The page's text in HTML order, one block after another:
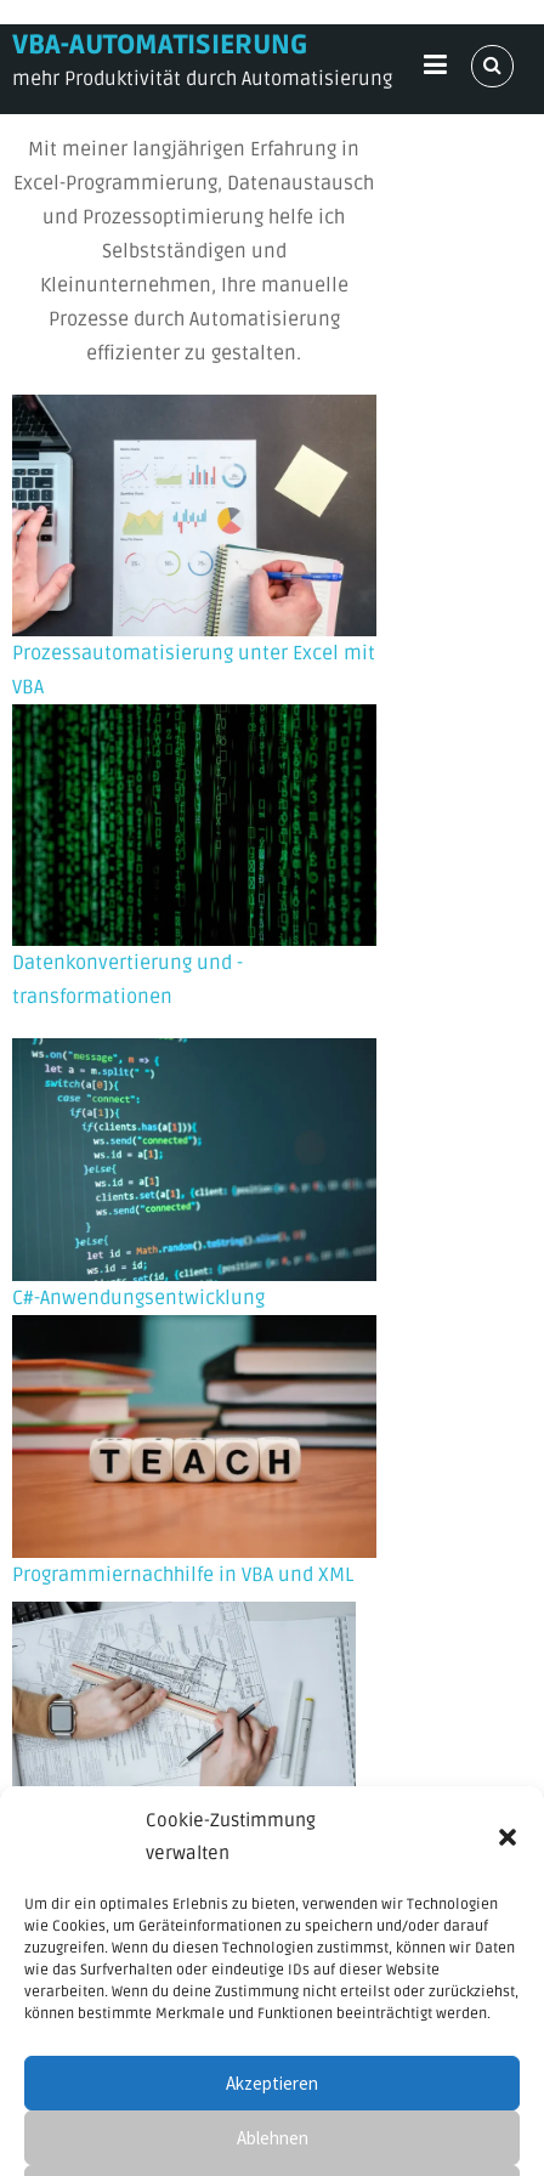
Cookie-Zustimmung
verwalten
Um dir ein optimales Erlebnis zu bieten, verwenden wir Technologien
wie Cookies, um Geräteinformationen zu speichern und/oder darauf
zuzugreifen. Wenn du diesen Technologien zustimmst, können wir Daten
wie das Surfverhalten oder eindeutige IDs auf dieser Website
verarbeiten. Wenn du deine Zustimmung nicht erteilst oder zurückziehst,
können bestimmte Merkmale und Funktionen beeinträchtigt werden.
Akzeptieren
Ablehnen
to
content
VBA-AUTOMATISIERUNG
mehr Produktivität durch Automatisierung
Mit meiner langjährigen Erfahrung in
Excel-Programmierung, Datenaustausch
und Prozessoptimierung helfe ich
Selbstständigen und
Kleinunternehmen, Ihre manuelle
Prozesse durch Automatisierung
effizienter zu gestalten.
Prozessautomatisierung unter Excel mit
VBA
Datenkonvertierung und -
transformationen
C#-Anwendungsentwicklung
Programmiernachhilfe in VBA und XML
Performanceoptimierung von VBA-
Impressum
© Anton Ristau 2020-2025 | Theme: EDigital by